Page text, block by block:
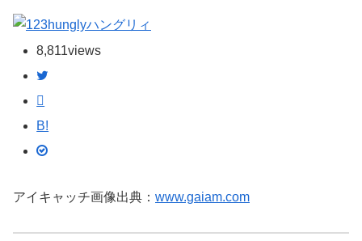
ハングリィ
8,811views
B!
アイキャッチ画像出典： www.gaiam.com